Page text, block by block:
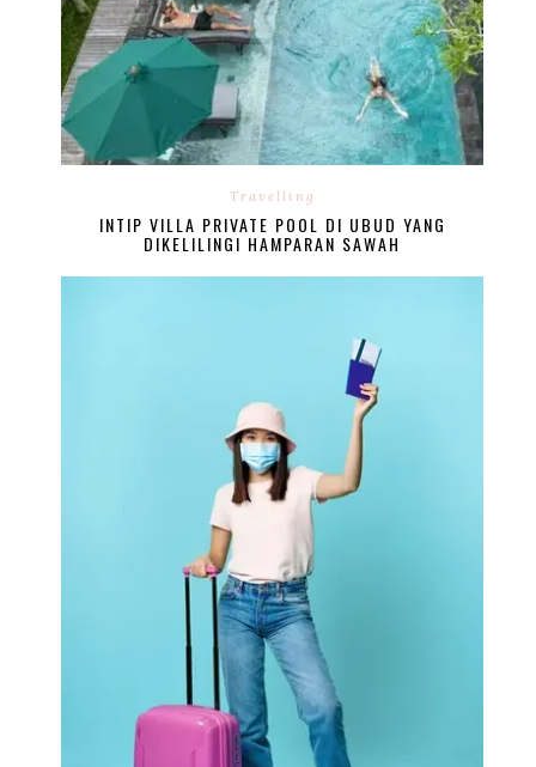
Travelling
INTIP VILLA PRIVATE POOL DI UBUD YANG
DIKELILINGI HAMPARAN SAWAH